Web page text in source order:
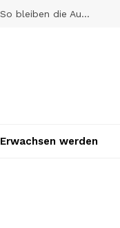
Sonnenfinsternis 2026: So bleiben die Augen gut geschützt
Erwachsen werden